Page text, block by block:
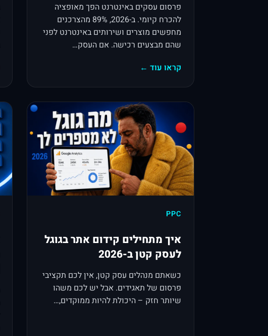
פרסום עסקים באינטרנט הפך מאופציה
להכרח קיומי. ב-2026, 89% מהצרכנים
מחפשים מוצרים ושירותים באינטרנט לפני
שהם מבצעים רכישה. אם העסק…
קראו עוד ←
PPC
איך מתחילים קידום אתר בגוגל
לעסק קטן ב-2026
כשאתם מנהלים עסק קטן, אין לכם תקציבי
פרסום של תאגידים. אבל יש לכם משהו
שיותר חזק – היכולת להיות ממוקדים,…